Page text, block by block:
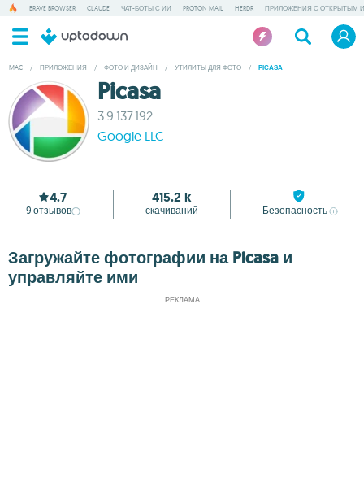
BRAVE BROWSER CLAUDE ЧАТ-БОТЫ С ИИ PROTON MAIL HERDR ПРИЛОЖЕНИЯ С ОТКРЫТЫМ
MAC / ПРИЛОЖЕНИЯ / ФОТО И ДИЗАЙН / УТИЛИТЫ ДЛЯ ФОТО / PICASA
Picasa
3.9.137.192
Google LLC
4.7
9 отзывов
415.2 k
скачиваний Безопасность
Загружайте фотографии на Picasa и
управляйте ими
РЕКЛАМА